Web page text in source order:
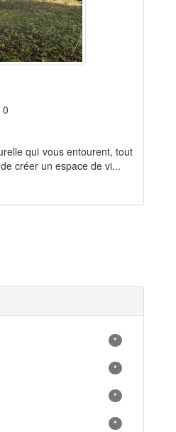
qui vous entourent, tout
créer un espace de vi...
*
*
*
*